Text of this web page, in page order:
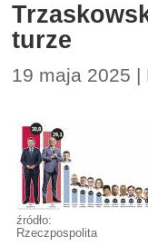
turze
19 maja 2025 |
źródło:
Rzeczpospolita